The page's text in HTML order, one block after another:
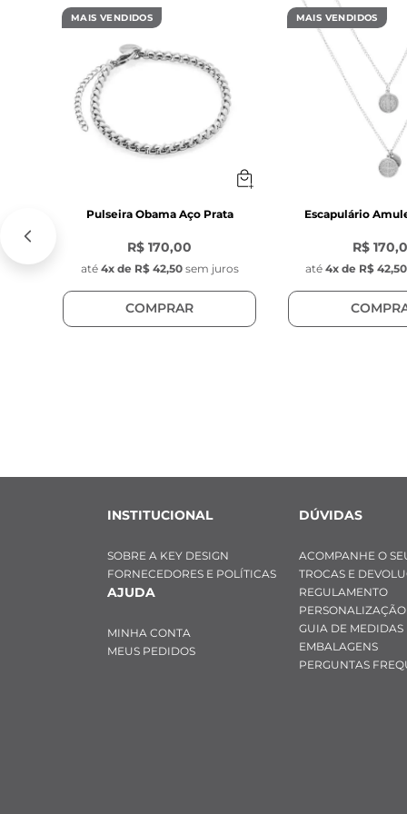
- Modelo da
- Fecho
- Placas no
gravação da
-
- Largura: 11
- Cor: Preto
- Posição das
MAIS VENDIDOS
Pulseira Obama Aço Prata
R$ 170,00
até 4x de R$ 42,50 sem juros
COMPRAR
MAIS VENDIDOS
Escapulário
R$
até 4x de R$ 42,50
INSTITUCIONAL
SOBRE A KEY DESIGN
FORNECEDORES E POLÍTICAS
AJUDA
MINHA CONTA
MEUS PEDIDOS
DÚVIDAS
ACOMPANHE O
TROCAS E
REGULAMENTO
PERSONALIZAÇÃO
GUIA DE MEDIDAS
EMBALAGENS
PERGUNTAS